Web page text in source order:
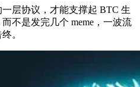
层协议，才能支撑起 BTC 生
不是发完几个 meme，一波流
。